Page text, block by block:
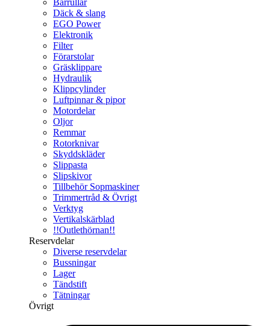
Bärrullar
Däck & slang
EGO Power
Elektronik
Filter
Förarstolar
Gräsklippare
Hydraulik
Klippcylinder
Luftpinnar & pipor
Motordelar
Oljor
Remmar
Rotorknivar
Skyddskläder
Slippasta
Slipskivor
Tillbehör Sopmaskiner
Trimmertråd & Övrigt
Verktyg
Vertikalskärblad
!!Outlethörnan!!
Reservdelar
Diverse reservdelar
Bussningar
Lager
Tändstift
Tätningar
Övrigt